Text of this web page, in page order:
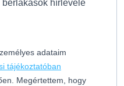
bérlakások hírlevele
adataim
tájékoztatóban
Megértettem, hogy